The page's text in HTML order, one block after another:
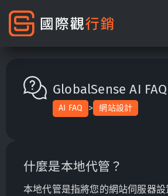
GlobalSense AI FAQ
AI FAQ > 網站設計
什麼是本地代管？
本地代管是指將您的網站伺服器